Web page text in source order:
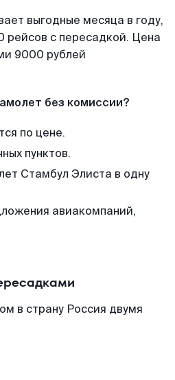
выгодные месяца в году,
рейсов с пересадкой. Цена
9000 рублей
без комиссии?
по цене.
пунктов.
Стамбул Элиста в одну
авиакомпаний,
в страну Россия двумя